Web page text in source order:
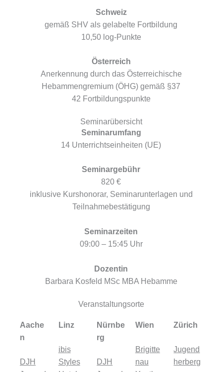
Schweiz
gemäß SHV als gelabelte Fortbildung
10,50 log-Punkte
Österreich
Anerkennung durch das Österreichische
Hebammengremium (ÖHG) gemäß §37
42 Fortbildungspunkte
Seminarübersicht
Seminarumfang
14 Unterrichtseinheiten (UE)
Seminargebühr
820 €
inklusive Kurshonorar, Seminarunterlagen und
Teilnahmebestätigung
Seminarzeiten
09:00 – 15:45 Uhr
Dozentin
Barbara Kosfeld MSc MBA Hebamme
Veranstaltungsorte
Aache
n
DJH
Linz
ibis
Styles
Nürnbe
rg
DJH
Wien
Brigitte
nau
Zürich
Jugend
herberg